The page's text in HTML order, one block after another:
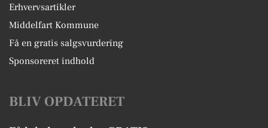
Erhvervsartikler
Middelfart Kommune
Få en gratis salgsvurdering
Sponsoreret indhold
BLIV OPDATERET